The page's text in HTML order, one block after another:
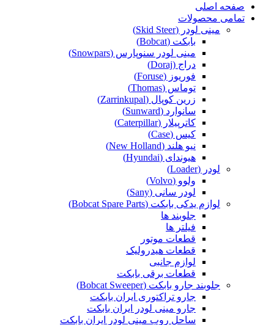
صفحه اصلی
تمامی محصولات
مینی لودر (Skid Steer)
بابکت (Bobcat)
مینی لودر سنوپارس (Snowpars)
دراج (Doraj)
فوریوز (Foruse)
توماس (Thomas)
زرین کوپال (Zarrinkupal)
سانوارد (Sunward)
کاترپیلار (Caterpillar)
کیس (Case)
نیو هلند (New Holland)
هیوندای (Hyundai)
لودر (Loader)
ولوو (Volvo)
لودر سانی (Sany)
لوازم یدکی بابکت (Bobcat Spare Parts)
جلوبند ها
فیلتر ها
قطعات موتور
قطعات هیدرولیک
لوازم جانبی
قطعات برقی بابکت
جلوبند جارو بابکت (Bobcat Sweeper)
جارو تراکتوری ایران بابکت
جارو مینی لودر ایران بابکت
ساحل روب مینی لودر ایران بابکت